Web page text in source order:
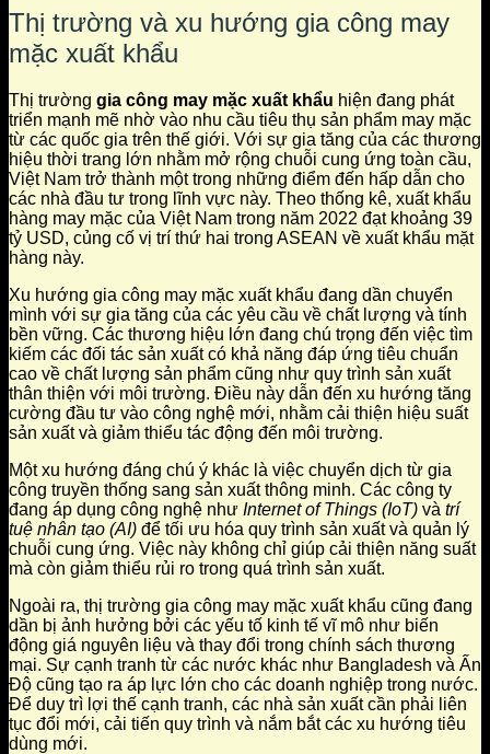
Thị trường và xu hướng gia công may
mặc xuất khẩu
Thị trường gia công may mặc xuất khẩu hiện đang phát
triển mạnh mẽ nhờ vào nhu cầu tiêu thụ sản phẩm may mặc
từ các quốc gia trên thế giới. Với sự gia tăng của các thương
hiệu thời trang lớn nhằm mở rộng chuỗi cung ứng toàn cầu,
Việt Nam trở thành một trong những điểm đến hấp dẫn cho
các nhà đầu tư trong lĩnh vực này. Theo thống kê, xuất khẩu
hàng may mặc của Việt Nam trong năm 2022 đạt khoảng 39
tỷ USD, củng cố vị trí thứ hai trong ASEAN về xuất khẩu mặt
hàng này.
Xu hướng gia công may mặc xuất khẩu đang dần chuyển
mình với sự gia tăng của các yêu cầu về chất lượng và tính
bền vững. Các thương hiệu lớn đang chú trọng đến việc tìm
kiếm các đối tác sản xuất có khả năng đáp ứng tiêu chuẩn
cao về chất lượng sản phẩm cũng như quy trình sản xuất
thân thiện với môi trường. Điều này dẫn đến xu hướng tăng
cường đầu tư vào công nghệ mới, nhằm cải thiện hiệu suất
sản xuất và giảm thiểu tác động đến môi trường.
Một xu hướng đáng chú ý khác là việc chuyển dịch từ gia
công truyền thống sang sản xuất thông minh. Các công ty
đang áp dụng công nghệ như Internet of Things (IoT) và trí
tuệ nhân tạo (AI) để tối ưu hóa quy trình sản xuất và quản lý
chuỗi cung ứng. Việc này không chỉ giúp cải thiện năng suất
mà còn giảm thiểu rủi ro trong quá trình sản xuất.
Ngoài ra, thị trường gia công may mặc xuất khẩu cũng đang
dần bị ảnh hưởng bởi các yếu tố kinh tế vĩ mô như biến
động giá nguyên liệu và thay đổi trong chính sách thương
mại. Sự cạnh tranh từ các nước khác như Bangladesh và Ấn
Độ cũng tạo ra áp lực lớn cho các doanh nghiệp trong nước.
Để duy trì lợi thế cạnh tranh, các nhà sản xuất cần phải liên
tục đổi mới, cải tiến quy trình và nắm bắt các xu hướng tiêu
dùng mới.